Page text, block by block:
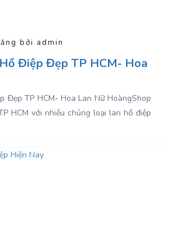
bởi admin
Hồ Điệp Đẹp TP HCM- Hoa
Đẹp TP HCM- Hoa Lan Nữ Hoàng Shop
HCM với nhiều chủng loại lan hồ điệp